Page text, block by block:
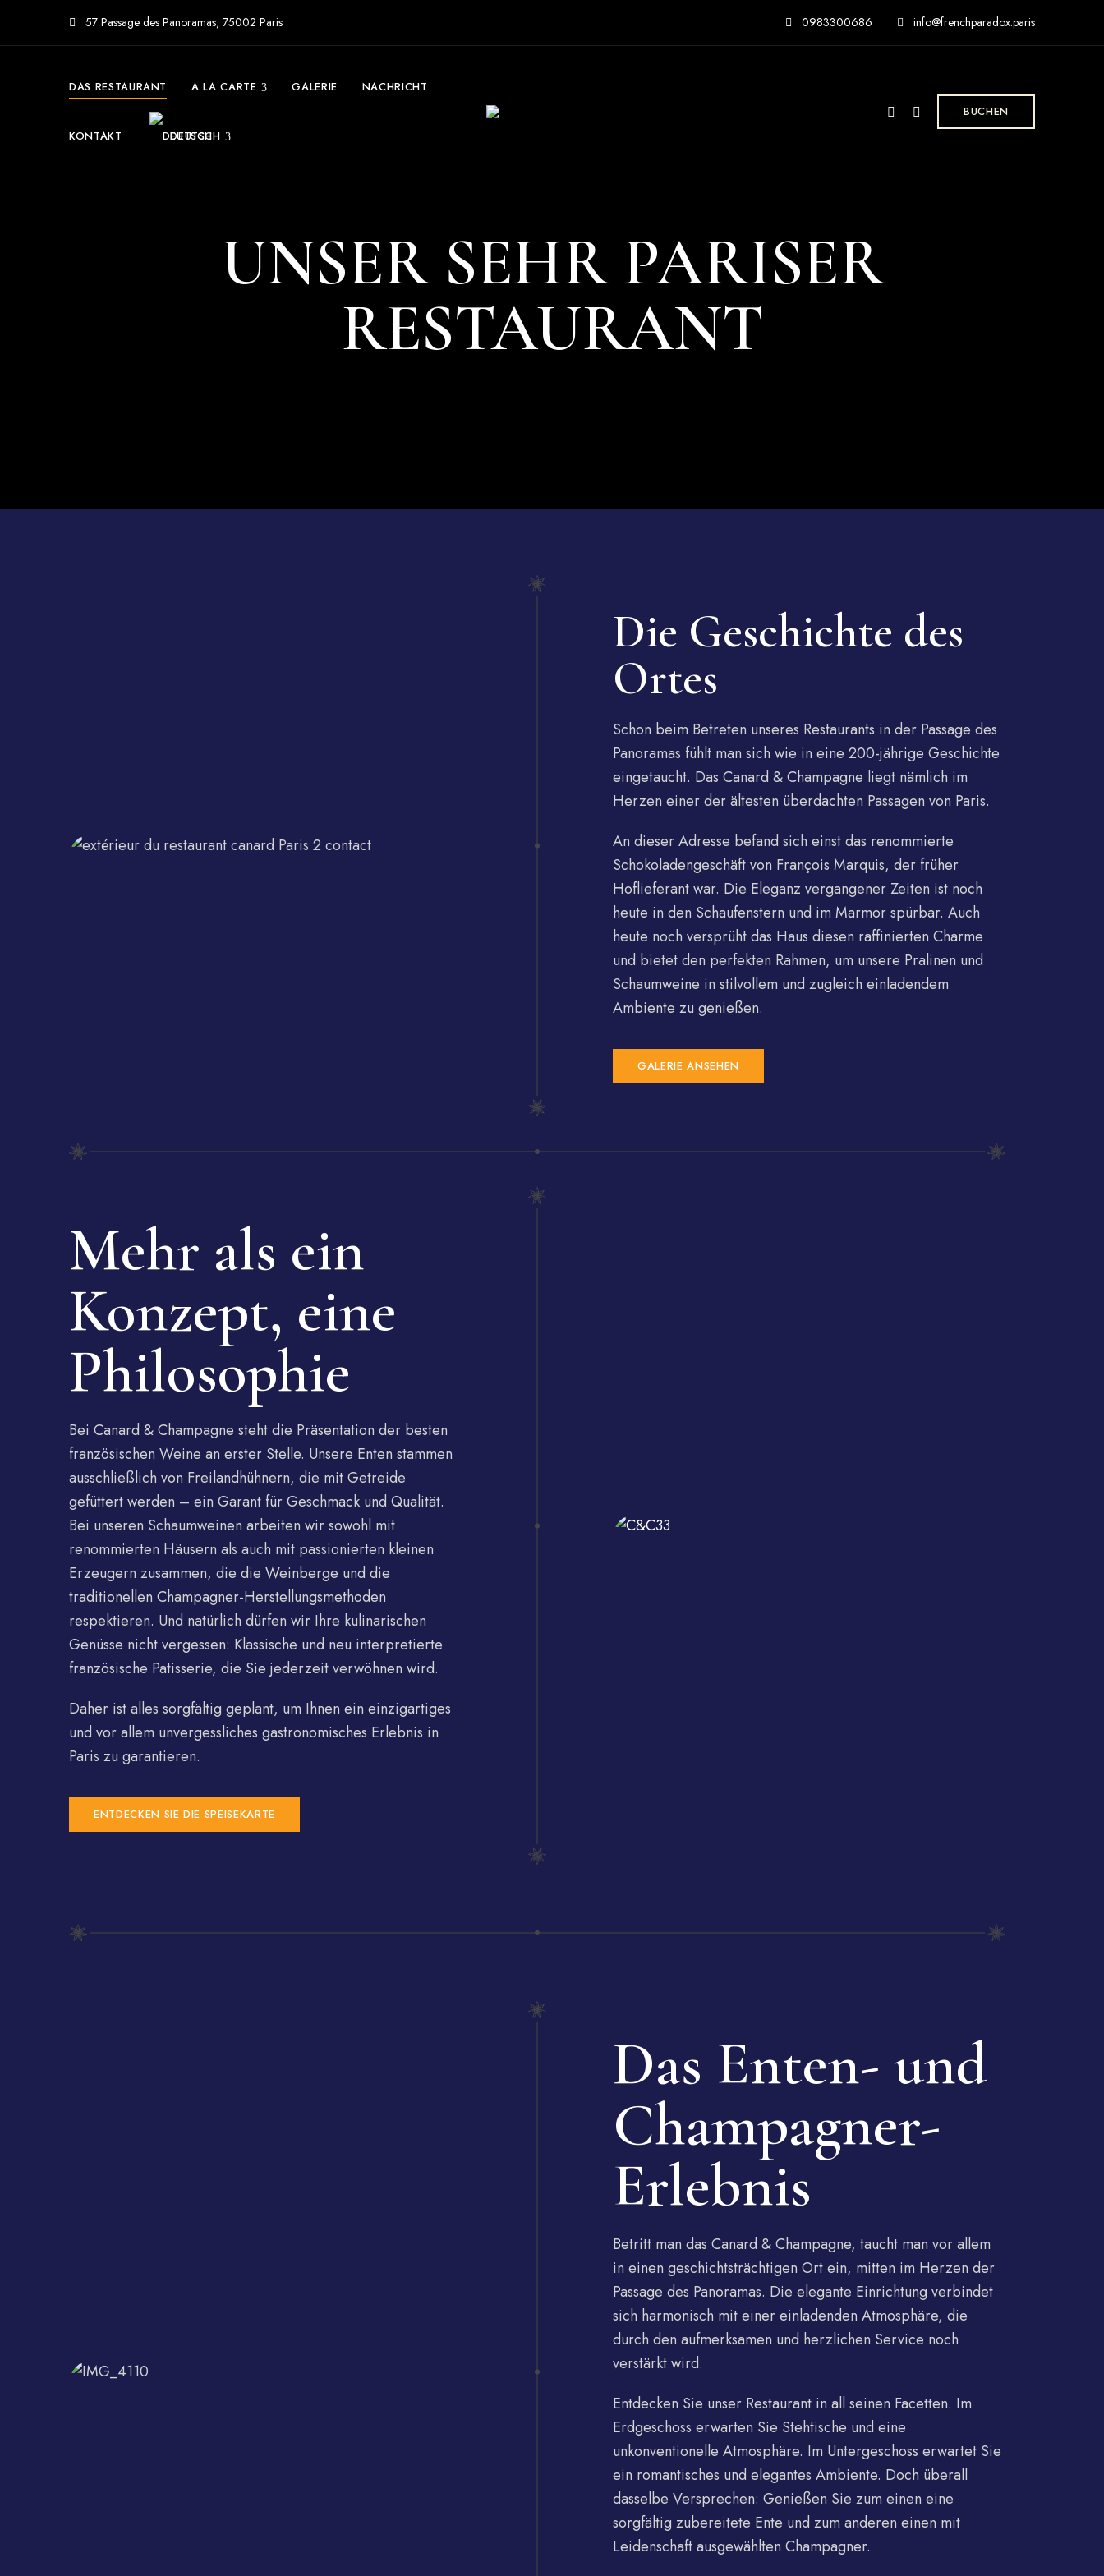
57 Passage des Panoramas, 75002 Paris 0983300686 info@frenchparadox.paris
DAS RESTAURANT A LA CARTE GALERIE NACHRICHT
KONTAKT DEUTSCH
BUCHEN
UNSER SEHR PARISER
RESTAURANT
Die Geschichte des
Ortes
Schon beim Betreten unseres Restaurants in der Passage des
Panoramas fühlt man sich wie in eine 200-jährige Geschichte
eingetaucht. Das Canard & Champagne liegt nämlich im
Herzen einer der ältesten überdachten Passagen von Paris.
An dieser Adresse befand sich einst das renommierte
Schokoladengeschäft von François Marquis, der früher
Hoflieferant war. Die Eleganz vergangener Zeiten ist noch
heute in den Schaufenstern und im Marmor spürbar. Auch
heute noch versprüht das Haus diesen raffinierten Charme
und bietet den perfekten Rahmen, um unsere Pralinen und
Schaumweine in stilvollem und zugleich einladendem
Ambiente zu genießen.
GALERIE ANSEHEN
Mehr als ein
Konzept, eine
Philosophie
Bei Canard & Champagne steht die Präsentation der besten
französischen Weine an erster Stelle. Unsere Enten stammen
ausschließlich von Freilandhühnern, die mit Getreide
gefüttert werden – ein Garant für Geschmack und Qualität.
Bei unseren Schaumweinen arbeiten wir sowohl mit
renommierten Häusern als auch mit passionierten kleinen
Erzeugern zusammen, die die Weinberge und die
traditionellen Champagner-Herstellungsmethoden
respektieren. Und natürlich dürfen wir Ihre kulinarischen
Genüsse nicht vergessen: Klassische und neu interpretierte
französische Patisserie, die Sie jederzeit verwöhnen wird.
Daher ist alles sorgfältig geplant, um Ihnen ein einzigartiges
und vor allem unvergessliches gastronomisches Erlebnis in
Paris zu garantieren.
ENTDECKEN SIE DIE SPEISEKARTE
Das Enten- und
Champagner-
Erlebnis
Betritt man das Canard & Champagne, taucht man vor allem
in einen geschichtsträchtigen Ort ein, mitten im Herzen der
Passage des Panoramas. Die elegante Einrichtung verbindet
sich harmonisch mit einer einladenden Atmosphäre, die
durch den aufmerksamen und herzlichen Service noch
verstärkt wird.
Entdecken Sie unser Restaurant in all seinen Facetten. Im
Erdgeschoss erwarten Sie Stehtische und eine
unkonventionelle Atmosphäre. Im Untergeschoss erwartet Sie
ein romantisches und elegantes Ambiente. Doch überall
dasselbe Versprechen: Genießen Sie zum einen eine
sorgfältig zubereitete Ente und zum anderen einen mit
Leidenschaft ausgewählten Champagner.